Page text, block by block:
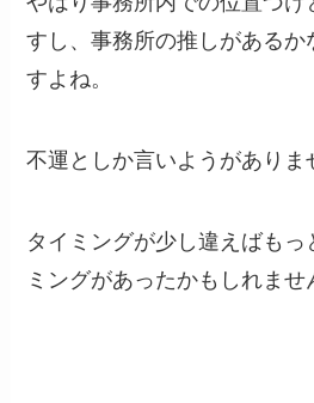
すし、事務所の推しがある
すよね。
不運としか言いようがありま
タイミングが少し違えばもっ
ミングがあったかもしれませ